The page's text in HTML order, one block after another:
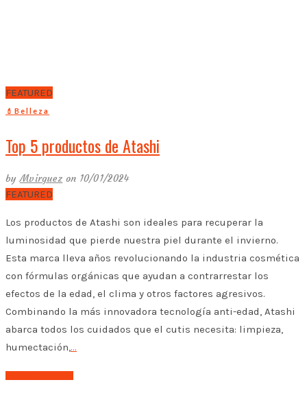
FEATURED
💄Belleza
Top 5 productos de Atashi
byMvirguez on 10/01/2024
FEATURED
Los productos de Atashi son ideales para recuperar la
luminosidad que pierde nuestra piel durante el invierno.
Esta marca lleva años revolucionando la industria cosmética
con fórmulas orgánicas que ayudan a contrarrestar los
efectos de la edad, el clima y otros factores agresivos.
Combinando la más innovadora tecnología anti-edad, Atashi
abarca todos los cuidados que el cutis necesita: limpieza,
humectación,…